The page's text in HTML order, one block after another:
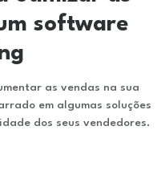
software
as vendas na sua
em algumas soluções
dos seus vendedores.